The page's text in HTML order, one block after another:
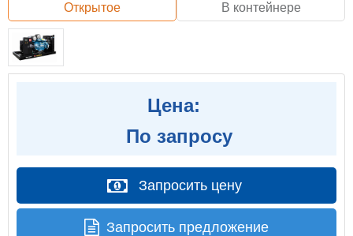
Открытое В контейнере
Цена:
По запросу
Запросить цену
Запросить предложение